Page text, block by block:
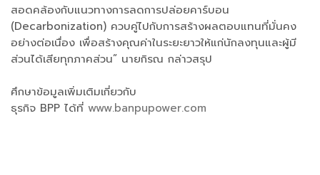
สอดคล้องกับแนวทางการลดการปล่อยคาร์บอน
(Decarbonization) ควบคู่ไปกับการสร้างผลตอบแทนที่มั่นคง
อย่างต่อเนื่อง เพื่อสร้างคุณค่าในระยะยาวให้แก่นักลงทุนและผู้มี
ส่วนได้เสียทุกภาคส่วน” นายกิรณ กล่าวสรุป
ศึกษาข้อมูลเพิ่มเติมเกี่ยวกับ
ธุรกิจ BPP ได้ที่ www.banpupower.com